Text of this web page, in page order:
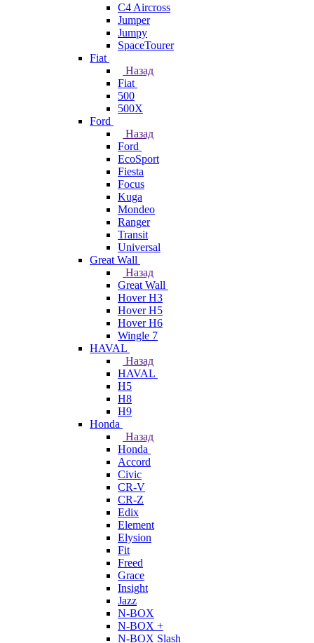
C4 Aircross
Jumper
Jumpy
SpaceTourer
Fiat
Назад
Fiat
500
500X
Ford
Назад
Ford
EcoSport
Fiesta
Focus
Kuga
Mondeo
Ranger
Transit
Universal
Great Wall
Назад
Great Wall
Hover H3
Hover H5
Hover H6
Wingle 7
HAVAL
Назад
HAVAL
H5
H8
H9
Honda
Назад
Honda
Accord
Civic
CR-V
CR-Z
Edix
Element
Elysion
Fit
Freed
Grace
Insight
Jazz
N-BOX
N-BOX +
N-BOX Slash